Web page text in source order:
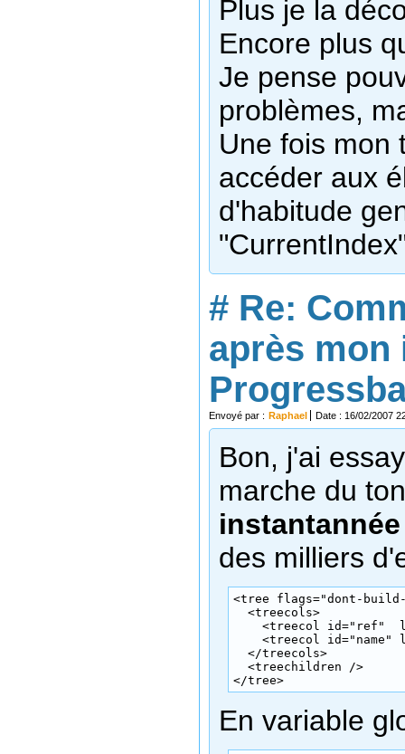
Plus je la
Encore plus
Je pense
problèmes,
Une fois mon
accéder aux
d'habitude
# Re:
après mon
Envoyé par : Raphael Date : 16/02/2007
Bon, j'ai
marche du
instantannée
des milliers
<tree flags="dont-
  <treecols>
<treecol id="ref"
<treecol id="name"
  </treecols>
  <treechildren />
</tree>
En variable